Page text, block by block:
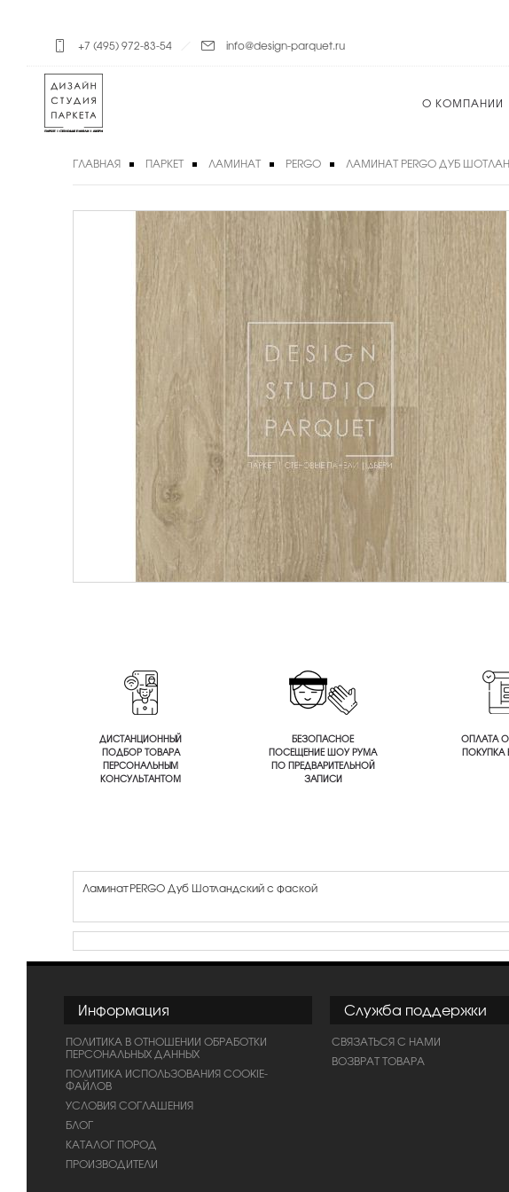
+7 (495) 972-83-54 info@design-parquet.ru
О КОМПАНИИ
ГЛАВНАЯ ПАРКЕТ ЛАМИНАТ PERGO ЛАМИНАТ PERGO ДУБ
ДИСТАНЦИОННЫЙ
ПОДБОР ТОВАРА
ПЕРСОНАЛЬНЫМ
КОНСУЛЬТАНТОМ
БЕЗОПАСНОЕ
ПОСЕЩЕНИЕ ШОУ РУМА
ПО ПРЕДВАРИТЕЛЬНОЙ
ЗАПИСИ
ОПЛАТА
ПОКУПКА
Ламинат PERGO Дуб Шотландский с фаской
Информация
ПОЛИТИКА В ОТНОШЕНИИ ОБРАБОТКИ
ПЕРСОНАЛЬНЫХ ДАННЫХ
ПОЛИТИКА ИСПОЛЬЗОВАНИЯ COOKIE-
ФАЙЛОВ
УСЛОВИЯ СОГЛАШЕНИЯ
БЛОГ
КАТАЛОГ ПОРОД
ПРОИЗВОДИТЕЛИ
Служба поддержки
СВЯЗАТЬСЯ С НАМИ
ВОЗВРАТ ТОВАРА